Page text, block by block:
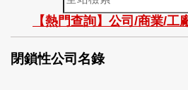
站
檢
索
【熱門查詢】公司/商業/工
閉鎖性公司名錄